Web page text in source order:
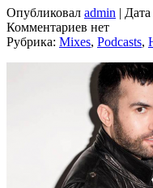
Опубликовал admin |
Комментариев нет
Рубрика: Mixes, Podcasts,